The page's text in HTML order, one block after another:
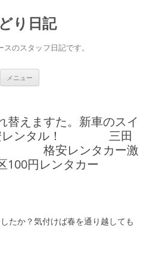
り日記
のスタッフ日記です。
メニュー
替えますた。新車のスイ
安レンタル！ 三田
レンタカー激
100円レンタカー
たか？気付けば春を通り越しても